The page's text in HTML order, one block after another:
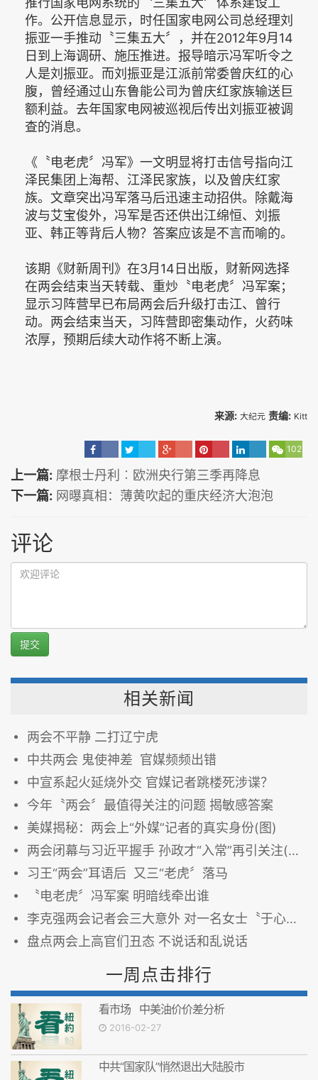
作。公开信息显示，时任国家电网公司总经理刘
振亚一手推动〝三集五大〞，并在2012年9月14
日到上海调研、施压推进。报导暗示冯军听令之
人是刘振亚。而刘振亚是江派前常委曾庆红的心
腹，曾经通过山东鲁能公司为曾庆红家族输送巨
额利益。去年国家电网被巡视后传出刘振亚被调
查的消息。
《〝电老虎〞冯军》一文明显将打击信号指向江
泽民集团上海帮、江泽民家族，以及曾庆红家
族。文章突出冯军落马后迅速主动招供。除戴海
波与艾宝俊外，冯军是否还供出江绵恒、刘振
亚、韩正等背后人物？答案应该是不言而喻的。
该期《财新周刊》在3月14日出版，财新网选择
在两会结束当天转载、重炒〝电老虎〞冯军案；
显示习阵营早已布局两会后升级打击江、曾行
动。两会结束当天，习阵营即密集动作，火药味
浓厚，预期后续大动作将不断上演。
来源: 大纪元 责编: Kitt
102
上一篇: 摩根士丹利︰欧洲央行第三季再降息
下一篇: 网曝真相：薄黄吹起的重庆经济大泡泡
评论
提交
相关新闻
两会不平静 二打辽宁虎
中共两会 鬼使神差 官媒频频出错
中宣系起火延烧外交 官媒记者跳楼死涉谍？
今年〝两会〞最值得关注的问题 揭敏感答案
美媒揭秘：两会上“外媒”记者的真实身份(图)
两会闭幕与习近平握手 孙政才“入常”再引关注(图)
习王“两会”耳语后 又三“老虎〞落马
〝电老虎〞冯军案 明暗线牵出谁
李克强两会记者会三大意外 对一名女士〝于心不忍〞
盘点两会上高官们丑态 不说话和乱说话
一周点击排行
看市场 中美油价价差分析
2016-02-27
中共“国家队”悄然退出大陆股市